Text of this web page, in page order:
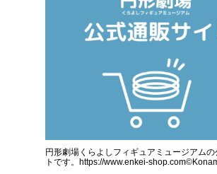
円形劇場くらよしフィギュアミュージアムの
トです。https://www.enkei-